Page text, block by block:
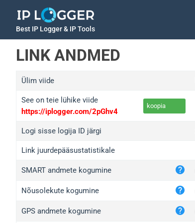
Best IP Logger & IP Tools
LINK ANDMED
Ülim viide
See on teie lühike viide
https://iplogger.com/2pGhv4
koopia
Logi sisse logija ID järgi
Link juurdepääsustatistikale
SMART andmete kogumine
Nõusolekute kogumine
GPS andmete kogumine